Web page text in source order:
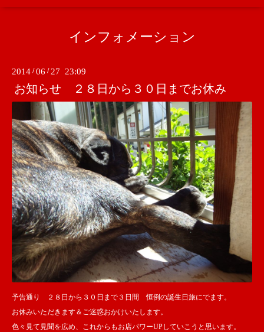
インフォメーション
2014 /06 / 27 23:09
お知らせ ２８日から３０日までお休み
予告通り ２８日から３０日まで３日間 恒例の誕生日旅にでます。
お休みいただきます＆ご迷惑おかけいたします。
色々見て見聞を広め、これからもお店パワーUPしていこうと思います。